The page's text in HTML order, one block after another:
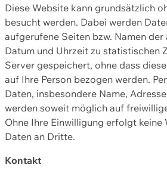
Diese Website kann grundsätzlich
besucht werden. Dabei werden
aufgerufene Seiten bzw. Namen
Datum und Uhrzeit zu statistischen
Server gespeichert, ohne dass
auf Ihre Person bezogen werden.
Daten, insbesondere Name,
werden soweit möglich auf
Ohne Ihre Einwilligung erfolgt keine
Daten an Dritte.
Kontakt